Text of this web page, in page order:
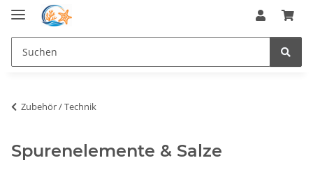
Zubehör / Technik
Spurenelemente & Salze